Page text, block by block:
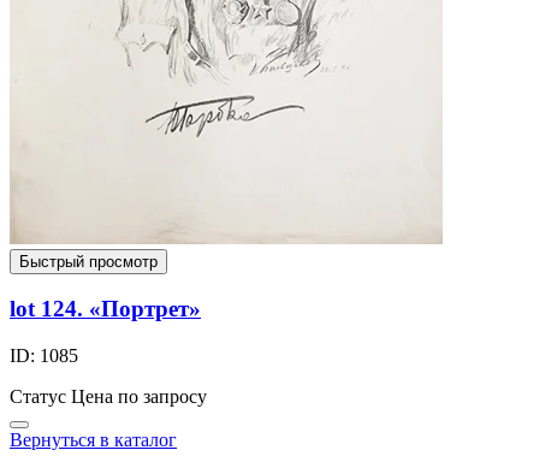
Быстрый просмотр
lot 124. «Портрет»
ID: 1085
Статус Цена по запросу
Вернуться в каталог